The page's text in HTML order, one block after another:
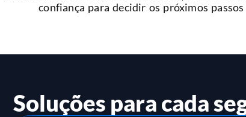
confiança para decidir os próximos
Soluções para cada